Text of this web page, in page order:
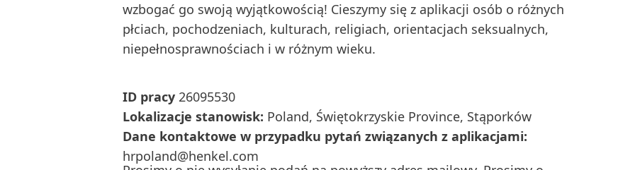
wzbogać go swoją wyjątkowością! Cieszymy się z aplikacji osób o różnych
płciach, pochodzeniach, kulturach, religiach, orientacjach seksualnych,
niepełnosprawnościach i w różnym wieku.
ID pracy26095530
Lokalizacje stanowisk: Poland, Świętokrzyskie Province, Stąporków
Dane kontaktowe w przypadku pytań związanych z aplikacjami:
hrpoland@henkel.com